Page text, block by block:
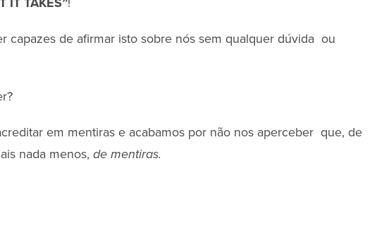
capazes de afirmar isto sobre nós sem qualquer dúvida ou
em mentiras e acabamos por não nos aperceber que, de
nada menos, de mentiras.